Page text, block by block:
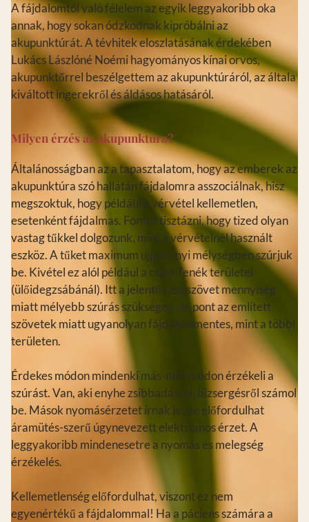
A fájdalomtól való félelem az egyik leggyakoribb oka
annak, hogy sokan ódzkodnak kipróbálni az
akupunktúrát. A tévhitek eloszlatásának érdekében
Lukács Lászlóné Noémi hagyományos kínai orvos,
akupunktőrrel beszélgettem az akupunktúráról, az általa
kiváltott ingerekről és áldásos hatásáról.
Milyen érzés az akupunktúra?
Általánosságban az a tapasztalatom, hogy az emberek az
akupunktúra szó hallatán fájdalomra asszociálnak, hisz
megszoktuk, hogy például a vérvétel kellemetlen,
esetenként fájdalmas. Fontos tisztázni, hogy tized olyan
vastag tűkkel dolgozunk, mint a vérvételnél használt
eszköz. A tűket maximum ujjpercnyi mélységben szúrjuk
be. Kivétel ez alól például a csípő-fenék területei
(ülőidegzsábánál). Itt a jelentős zsírszövet mennyiség
miatt mélyebb szúrás szükséges, de pont az említett
szövetek miatt ugyanolyan fájdalommentes, mint a többi
területen.
Érdekes módon mindenki más-más módon érzékeli a
szúrást. Van, aki enyhe zsibbadásról, bizsergésről számol
be. Mások nyomásérzetet írnak le, de előfordulhat
áramütés-szerű úgynevezett elektromos érzet. A
leggyakoribb mindenesetre a nyomás és melegség
érzékelés.
Kellemetlenség előfordulhat, viszont ez nem
egyenértékű a fájdalommal! Ha a páciens számára a